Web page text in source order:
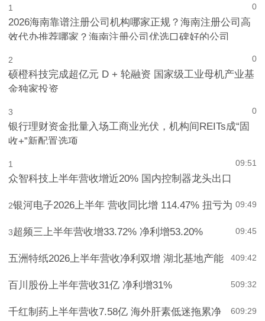
0
1
2026海南靠谱注册公司机构哪家正规？海南注册公司高
效代办推荐哪家？海南注册公司优选口碑好的公司
0
2
硕橙科技完成超亿元 D + 轮融资 国家级工业母机产业基
金独家投资
0
3
银行理财资金批量入场工商业光伏，机构间REITs成“固
收+”新配置选项
09:51
1
众智科技上半年营收增近20% 国内控制器龙头出口
09:49
2银河电子2026上半年 营收同比增 114.47% 扭亏为
09:45
3超频三上半年营收增33.72% 净利增53.20%
09:42
4
五洲特纸2026上半年营收净利双增 湖北基地产能
09:32
5
百川股份上半年营收31亿 净利增31%
09:29
6
千红制药上半年营收7.58亿 海外肝素低迷拖累净